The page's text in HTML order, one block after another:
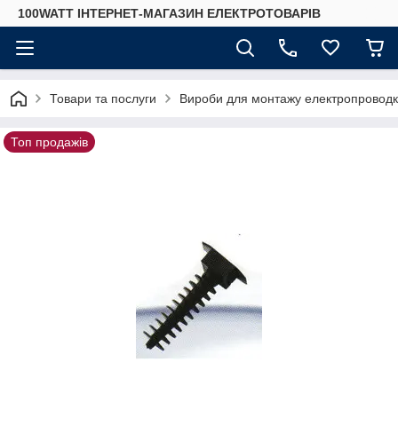
100WATT ІНТЕРНЕТ-МАГАЗИН ЕЛЕКТРОТОВАРІВ
Товари та послуги Вироби для монтажу
Топ продажів